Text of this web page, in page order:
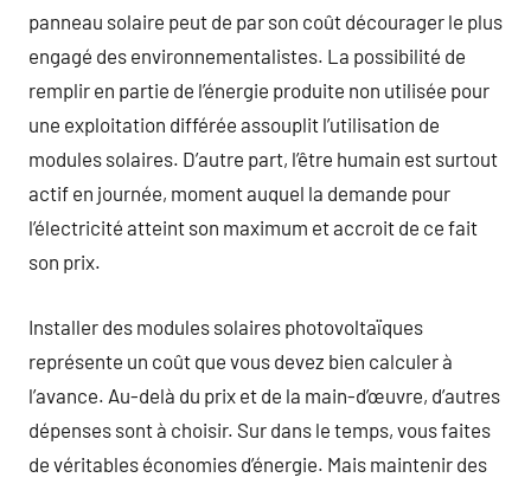
panneau solaire peut de par son coût décourager le plus
engagé des environnementalistes. La possibilité de
remplir en partie de l’énergie produite non utilisée pour
une exploitation différée assouplit l’utilisation de
modules solaires. D’autre part, l’être humain est surtout
actif en journée, moment auquel la demande pour
l’électricité atteint son maximum et accroit de ce fait
son prix.
Installer des modules solaires photovoltaïques
représente un coût que vous devez bien calculer à
l’avance. Au-delà du prix et de la main-d’œuvre, d’autres
dépenses sont à choisir. Sur dans le temps, vous faites
de véritables économies d’énergie. Mais maintenir des